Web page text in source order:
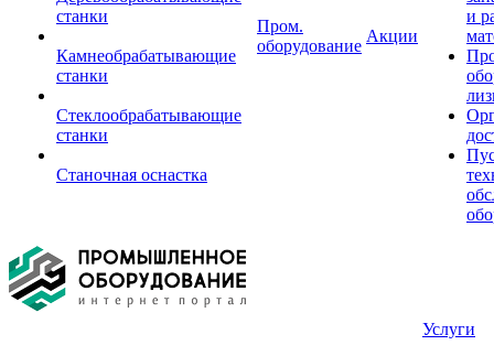
станки
Камнеобрабатывающие
станки
Стеклообрабатывающие
станки
Станочная оснастка
Пром.
оборудование
Акции
и
Услуги